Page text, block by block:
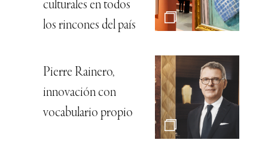
culturales en todos
los rincones del país
Pierre Rainero,
innovación con
vocabulario propio